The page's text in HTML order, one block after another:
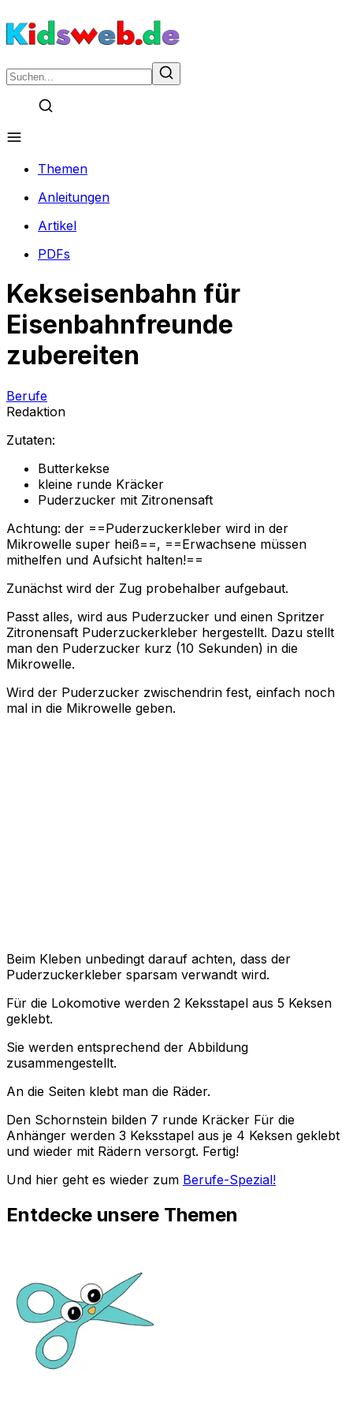
Themen
Anleitungen
Artikel
PDFs
Kekseisenbahn für
Eisenbahnfreunde
zubereiten
Berufe
Redaktion
Zutaten:
Butterkekse
kleine runde Kräcker
Puderzucker mit Zitronensaft
Achtung: der ==Puderzuckerkleber wird in der
Mikrowelle super heiß==, ==Erwachsene müssen
mithelfen und Aufsicht halten!==
Zunächst wird der Zug probehalber aufgebaut.
Passt alles, wird aus Puderzucker und einen Spritzer
Zitronensaft Puderzuckerkleber hergestellt. Dazu stellt
man den Puderzucker kurz (10 Sekunden) in die
Mikrowelle.
Wird der Puderzucker zwischendrin fest, einfach noch
mal in die Mikrowelle geben.
Beim Kleben unbedingt darauf achten, dass der
Puderzuckerkleber sparsam verwandt wird.
Für die Lokomotive werden 2 Keksstapel aus 5 Keksen
geklebt.
Sie werden entsprechend der Abbildung
zusammengestellt.
An die Seiten klebt man die Räder.
Den Schornstein bilden 7 runde Kräcker Für die
Anhänger werden 3 Keksstapel aus je 4 Keksen geklebt
und wieder mit Rädern versorgt. Fertig!
Und hier geht es wieder zum Berufe-Spezial!
Entdecke unsere Themen